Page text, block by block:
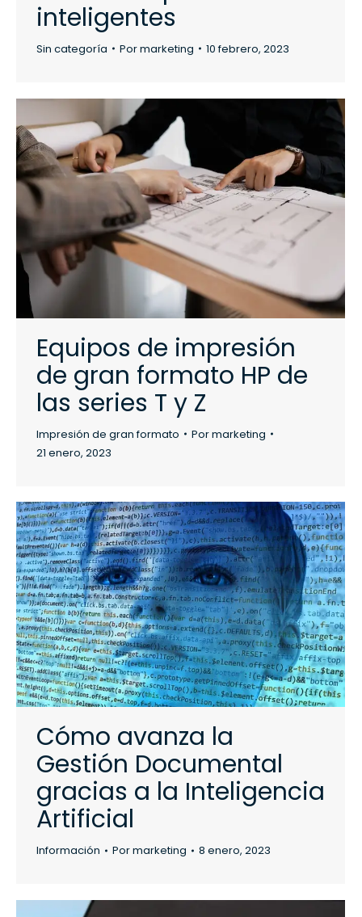
inteligentes
Sin categoría Pormarketing 10 febrero, 2023
Equipos de impresión
de gran formato HP de
las series T y Z
Impresión de gran formato Pormarketing
21 enero, 2023
Cómo avanza la
Gestión Documental
gracias a la Inteligencia
Artificial
Información Pormarketing 8 enero, 2023